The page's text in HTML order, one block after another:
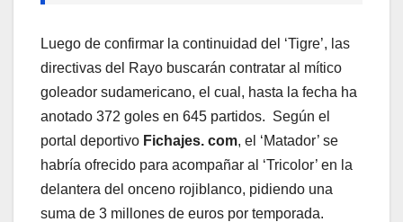
Luego de confirmar la continuidad del ‘Tigre’, las
directivas del Rayo buscarán contratar al mítico
goleador sudamericano, el cual, hasta la fecha ha
anotado 372 goles en 645 partidos. Según el
portal deportivo Fichajes. com, el ‘Matador’ se
habría ofrecido para acompañar al ‘Tricolor’ en la
delantera del onceno rojiblanco, pidiendo una
suma de 3 millones de euros por temporada.